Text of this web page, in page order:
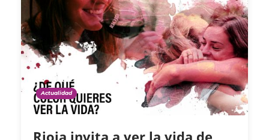
Actualidad
Rioja invita a ver la vida de